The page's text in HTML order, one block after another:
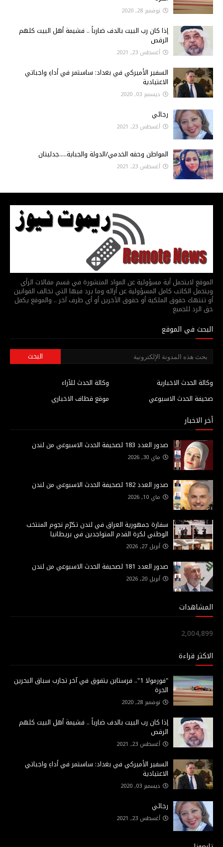
نوفمبر 28, 2020
إذا كان رب البيت بالدف ضارباً .. فشيمة أهل البيت كلهم
الرقص
أغسطس 23, 2021
السفير الأميركي في بغداد: ساستمر في أداءِ واجباتي
الاعتيادية
ديسمبر 03, 2020
رجائي
أغسطس 23, 2021
المواطن وحقه الخدمي/الدولة والجباية.....جدليتان
أغسطس 23, 2021
الموقع لايتحمل أية مسؤولية عن المواد المنشورة في قسم مقالات الرأي
ويتحمل الكاتب كامل المسؤولية عن أرائه وما يرد فيها التي تخالف القوانين
أو تنتهك حقوق الملكية أو حقوق الآخرين أو أي طرف آخر .. والموقع يكفل
حق الرد للجميع
البحث في الموقع
وكالة الحدث للآراء
وكالة الحدث الاخبارية
موقع قطاف الاخباري
صحيفة الحدث الاسبوعي
أخر الاخبار
صدور العدد 183 لصحيفة الحدث الاسبوعي من لندن
ماي 30, 2026
صدور العدد 182 لصحيفة الحدث الاسبوعي من لندن
ماي 10, 2026
سفارة جمهورية العراق في لندن تكرّم نجوم المنتخب
الوطني لكرة القدم المتواجدين في بريطانيا
أبريل 27, 2026
صدور العدد 181 لصحيفة الحدث الاسبوعي من لندن
أبريل 20, 2026
المشاهدات
2,004,899
الاكثر قراءة
"فورمولا 1".. فرستابن يتفوق في آخر تجارب سباق البحرين
الحرة
نوفمبر 28, 2020
إذا كان رب البيت بالدف ضارباً .. فشيمة أهل البيت كلهم
الرقص
أغسطس 23, 2021
السفير الأميركي في بغداد: ساستمر في أداءِ واجباتي
الاعتيادية
ديسمبر 03, 2020
رجائي
أغسطس 23, 2021